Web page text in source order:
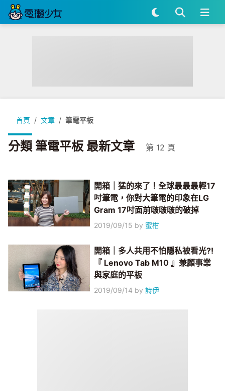
首頁 文章 筆電平板
分類 筆電平板 最新文章 第 12 頁
開箱｜猛的來了！全球最最最輕17
吋筆電，你對大筆電的印象在LG
Gram 17吋面前啵啵啵的破掉
2019/09/15 by 蜜柑
開箱｜多人共用不怕隱私被看光?!
『 Lenovo Tab M10 』兼顧事業
與家庭的平板
2019/09/14 by詩伊